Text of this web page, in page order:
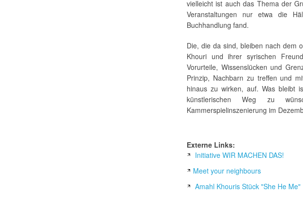
vielleicht ist auch das Thema der
Veranstaltungen nur etwa die
Buchhandlung fand.
Die, die da sind, bleiben nach dem
Khouri und ihrer syrischen
Vorurteile, Wissenslücken und
Prinzip, Nachbarn zu treffen und
hinaus zu wirken, auf. Was bleibt
künstlerischen Weg zu
Kammerspielinszenierung im
Externe Links:
Initiative WIR MACHEN DAS!
Meet your neighbours
Amahl Khouris Stück "She He Me"